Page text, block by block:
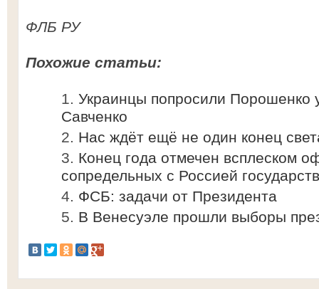
ФЛБ РУ
Похожие статьи:
Украинцы попросили Порошенко
Савченко
Нас ждёт ещё не один конец
Конец года отмечен всплеском
сопредельных с Россией
ФСБ: задачи от Президента
В Венесуэле прошли выборы